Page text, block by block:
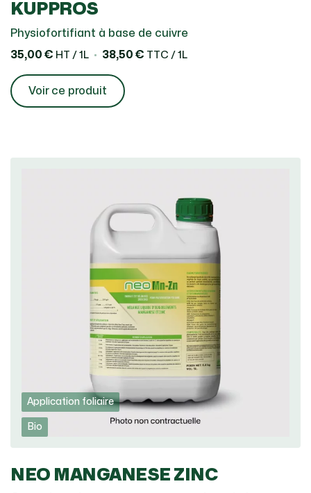
KUPPROS
Physiofortifiant à base de cuivre
35,00 € HT / 1L 38,50 € TTC / 1L
Voir ce produit
Application foliaire
Bio
NEO MANGANESE ZINC